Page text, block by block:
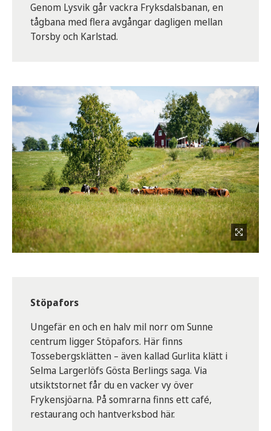
Genom Lysvik går vackra Fryksdalsbanan, en
tågbana med flera avgångar dagligen mellan
Torsby och Karlstad.
Stöpafors
Ungefär en och en halv mil norr om Sunne
centrum ligger Stöpafors. Här finns
Tossebergsklätten – även kallad Gurlita klätt i
Selma Largerlöfs Gösta Berlings saga. Via
utsiktstornet får du en vacker vy över
Frykensjöarna. På somrarna finns ett café,
restaurang och hantverksbod här.